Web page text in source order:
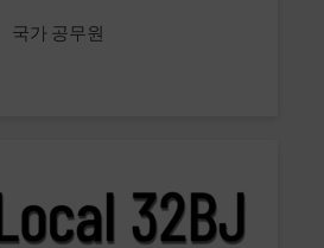
국가 공무원